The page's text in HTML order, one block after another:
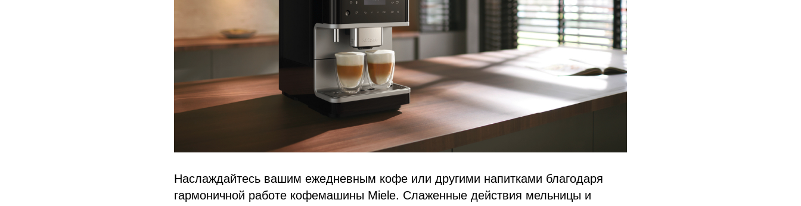
Наслаждайтесь вашим ежедневным кофе или другими напитками благодаря
гармоничной работе кофемашины Miele. Слаженные действия мельницы и